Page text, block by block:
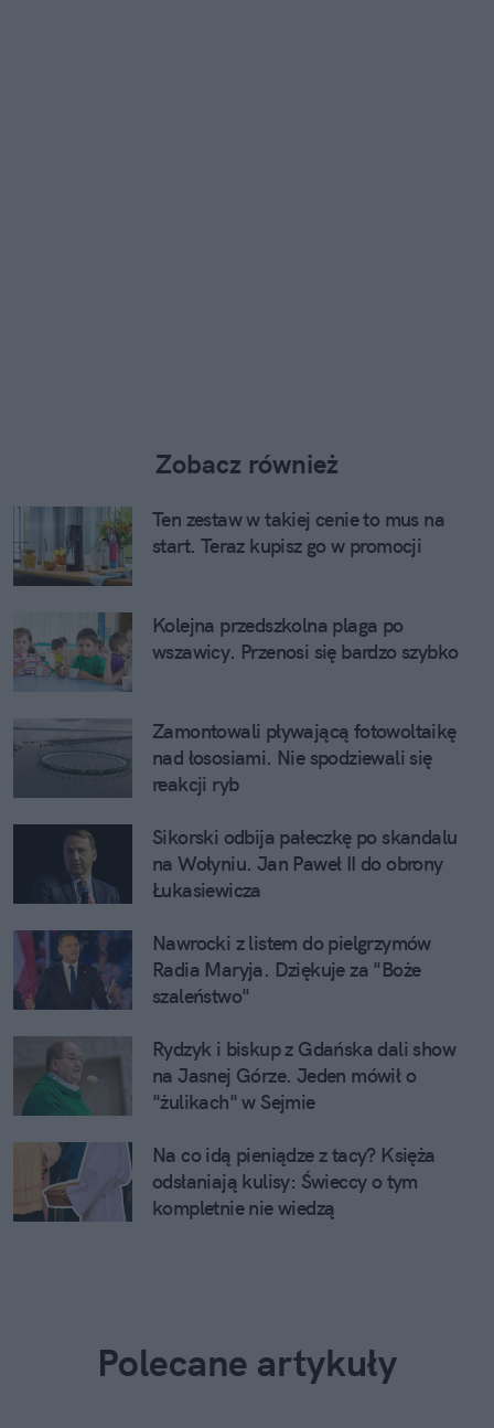
Zobacz również
Ten zestaw w takiej cenie to mus na
start. Teraz kupisz go w promocji
Kolejna przedszkolna plaga po
wszawicy. Przenosi się bardzo szybko
Zamontowali pływającą fotowoltaikę
nad łososiami. Nie spodziewali się
reakcji ryb
Sikorski odbija pałeczkę po skandalu
na Wołyniu. Jan Paweł II do obrony
Łukasiewicza
Nawrocki z listem do pielgrzymów
Radia Maryja. Dziękuje za "Boże
szaleństwo"
Rydzyk i biskup z Gdańska dali show
na Jasnej Górze. Jeden mówił o
"żulikach" w Sejmie
Na co idą pieniądze z tacy? Księża
odsłaniają kulisy: Świeccy o tym
kompletnie nie wiedzą
Polecane artykuły